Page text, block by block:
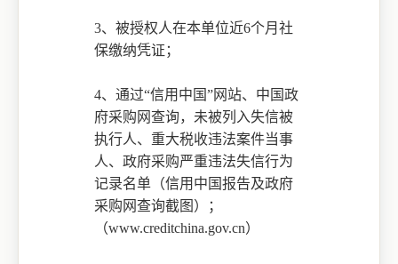
3、被授权人在本单位近6个月社
保缴纳凭证；
4、 通过“信用中国”网站、中国政
府采购网查询，未被列入失信被
执行人、重大税收违法案件当事
人、政府采购严重违法失信行为
记录名单（信用中国报告及政府
采购网查询截图）；
（www.creditchina.gov.cn）